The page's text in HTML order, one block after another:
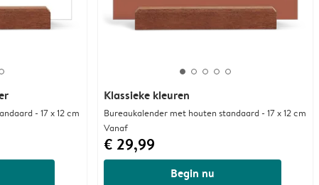
- 17 x 12 cm
Klassieke kleuren
Bureaukalender met houten standaard - 17 x 12 cm
Vanaf
€ 29,99
Begin nu